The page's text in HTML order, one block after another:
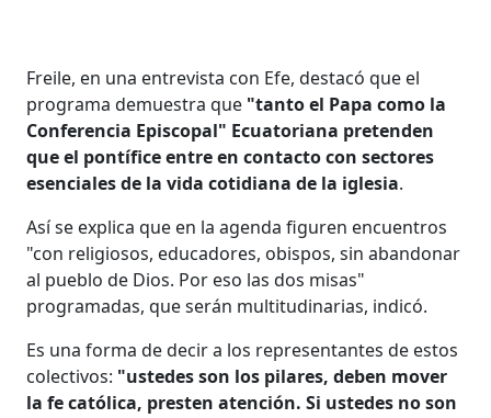
Freile, en una entrevista con Efe, destacó que el
programa demuestra que "tanto el Papa como la
Conferencia Episcopal" Ecuatoriana pretenden
que el pontífice entre en contacto con sectores
esenciales de la vida cotidiana de la iglesia.
Así se explica que en la agenda figuren encuentros
"con religiosos, educadores, obispos, sin abandonar
al pueblo de Dios. Por eso las dos misas"
programadas, que serán multitudinarias, indicó.
Es una forma de decir a los representantes de estos
colectivos: "ustedes son los pilares, deben mover
la fe católica, presten atención. Si ustedes no son